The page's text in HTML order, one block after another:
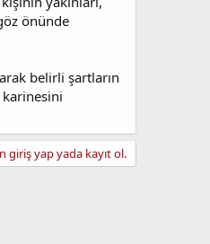
önünde
belirli şartların
giriş yap yada kayıt ol.